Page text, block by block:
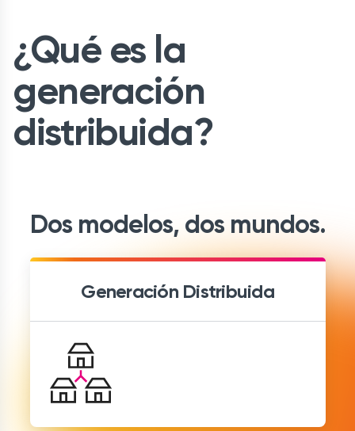
¿Qué es la
generación
distribuida?
Dos modelos, dos mundos.
Generación Distribuida